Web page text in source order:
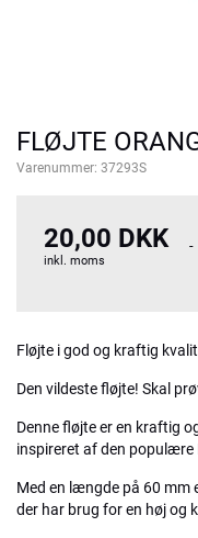
FLØJTE
Varenummer: 37293S
20,00 DKK
inkl. moms
-
Fløjte i god og kraftig
Den vildeste fløjte! Skal
Denne fløjte er en kraftig
inspireret af den populære
Med en længde på 60 mm
der har brug for en høj og